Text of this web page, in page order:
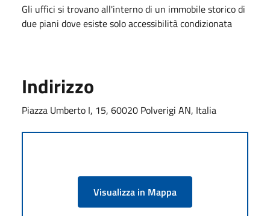
Gli uffici si trovano all'interno di un immobile storico di
due piani dove esiste solo accessibilità condizionata
Indirizzo
Piazza Umberto I, 15, 60020 Polverigi AN, Italia
Visualizza in Mappa